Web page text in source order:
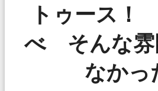
トゥース
べ そんな雰
なかっ